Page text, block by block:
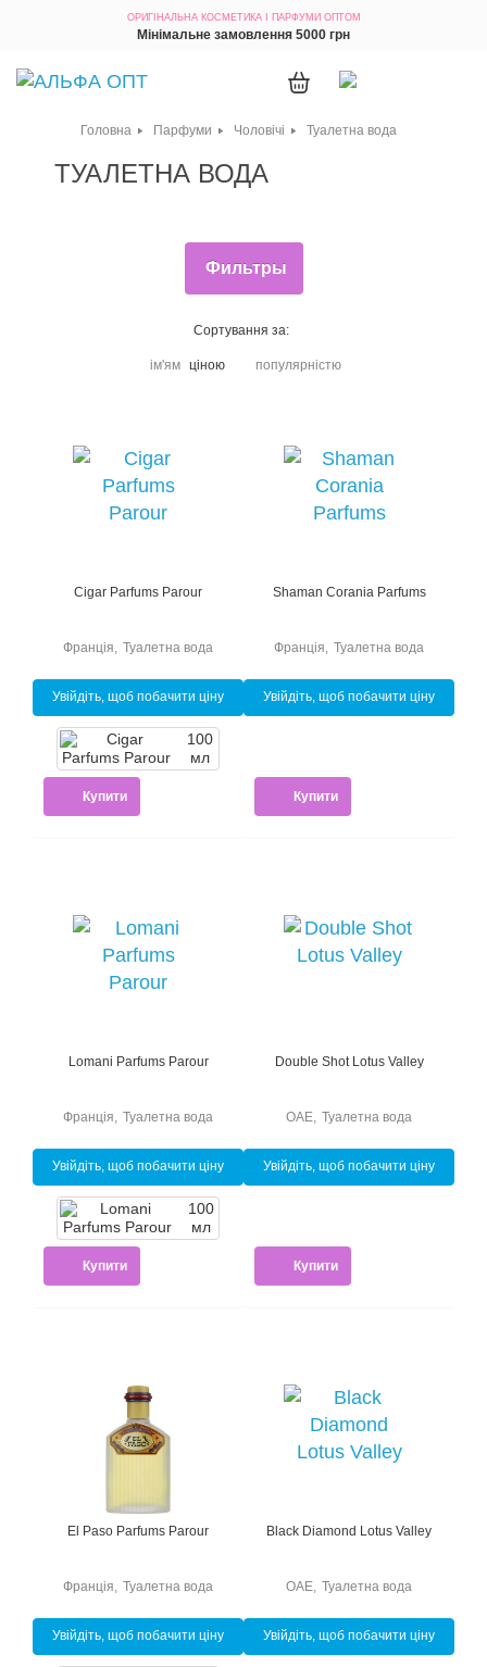
ОРИГІНАЛЬНА КОСМЕТИКА І ПАРФУМИ ОПТОМ
Мінімальне замовлення 5000 грн
Головна Парфуми Чоловічі Туалетна вода
ТУАЛЕТНА ВОДА
Фильтры
Сортування за:
ім'ям ціною популярністю
Cigar Parfums Parour
Туалетна вода
Франція
Увійдіть, щоб побачити ціну
100
мл
Купити
Shaman Corania Parfums
Туалетна вода
Франція
Увійдіть, щоб побачити ціну
Купити
Lomani Parfums Parour
Туалетна вода
Франція
Увійдіть, щоб побачити ціну
100
мл
Купити
Double Shot Lotus Valley
Туалетна вода
ОАЕ
Увійдіть, щоб побачити ціну
Купити
El Paso Parfums Parour
Туалетна вода
Франція
Увійдіть, щоб побачити ціну
Black Diamond Lotus Valley
Туалетна вода
ОАЕ
Увійдіть, щоб побачити ціну